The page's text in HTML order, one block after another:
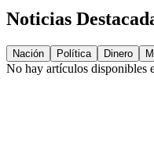
Noticias
Nación Política Dinero
No hay artículos disponibles